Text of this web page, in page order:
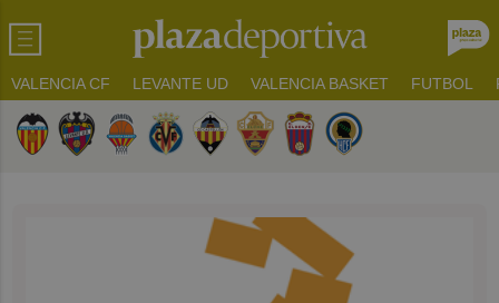
VALENCIA CF LEVANTE UD VALENCIA BASKET FUTBOL